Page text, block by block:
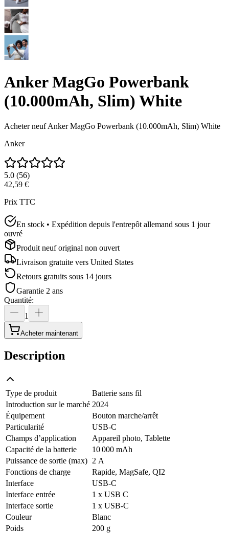
Anker MagGo Powerbank
(10.000mAh, Slim) White
Acheter neuf Anker MagGo Powerbank (10.000mAh, Slim) White
Anker
5.0 (56)
42,59 €
Prix TTC
En stock • Expédition depuis l'entrepôt allemand sous 1 jour
ouvré
Produit neuf original non ouvert
Livraison gratuite vers United States
Retours gratuits sous 14 jours
Garantie 2 ans
Quantité:
1
Acheter maintenant
Description
Type de produit
Batterie sans fil
Introduction sur le marché 2024
Équipement
Bouton marche/arrêt
Particularité
USB-C
Champs d’application
Appareil photo, Tablette
Capacité de la batterie
10 000 mAh
Puissance de sortie (max) 2 A
Fonctions de charge
Rapide, MagSafe, QI2
Interface
USB-C
Interface entrée
1 x USB C
Interface sortie
1 x USB-C
Couleur
Blanc
Poids
200 g